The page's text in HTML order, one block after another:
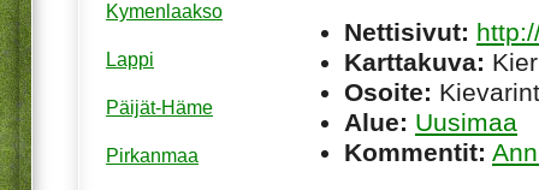
Nettisivut:
Karttakuva:
Osoite:
Alue: Uusimaa
Kommentit:
Kymenlaakso
Lappi
Päijät-Häme
Pirkanmaa